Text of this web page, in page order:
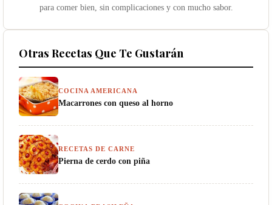
para comer bien, sin complicaciones y con mucho sabor.
Otras Recetas Que Te Gustarán
COCINA AMERICANA
Macarrones con queso al horno
RECETAS DE CARNE
Pierna de cerdo con piña